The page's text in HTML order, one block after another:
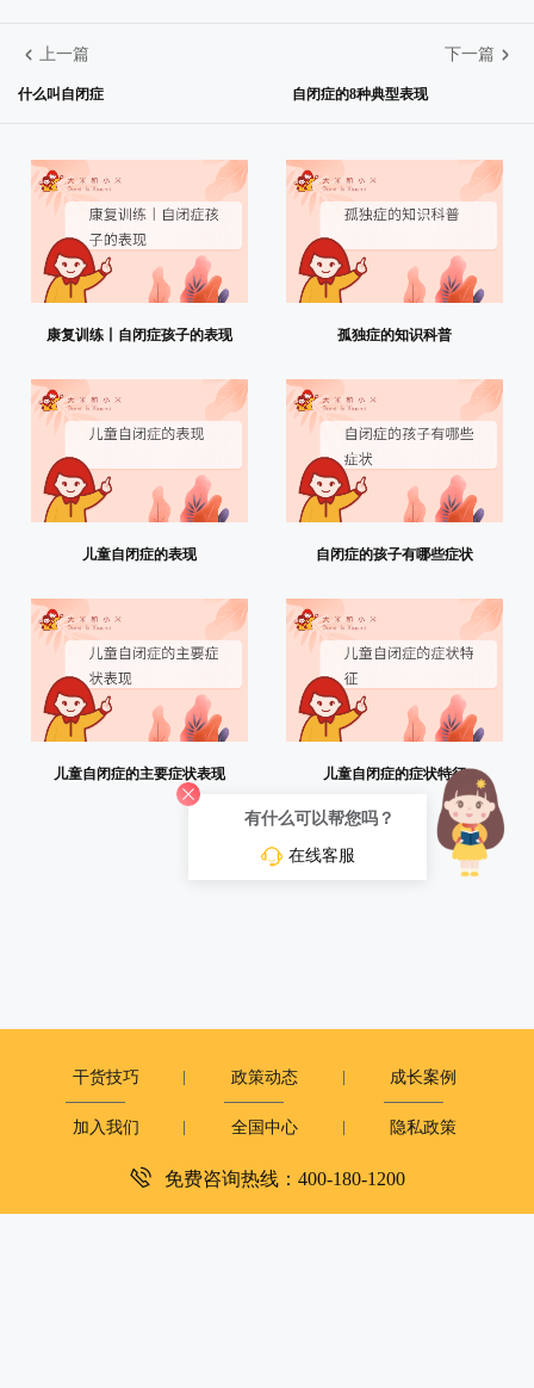
上一篇
什么叫自闭症
下一篇
自闭症的8种典型表现
康复训练丨自闭症孩子的表现 孤独症的知识科普
儿童自闭症的表现 自闭症的孩子有哪些症状
儿童自闭症的主要症状表现 儿童自闭症的症状特征
干货技巧 政策动态 成长案例
加入我们 全国中心 隐私政策
深圳市复米健康科技有限公司
有什么可以帮您吗？
在线客服
免费咨询热线：400-180-1200